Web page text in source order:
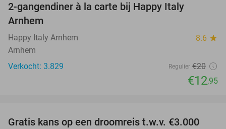
2-gangendiner à la carte bij Happy Italy
Arnhem
Happy Italy Arnhem 8.6 star
Arnhem
Verkocht: 3.829
Regulier €20
€12,95
Gratis kans op een droomreis t.w.v. €3.000